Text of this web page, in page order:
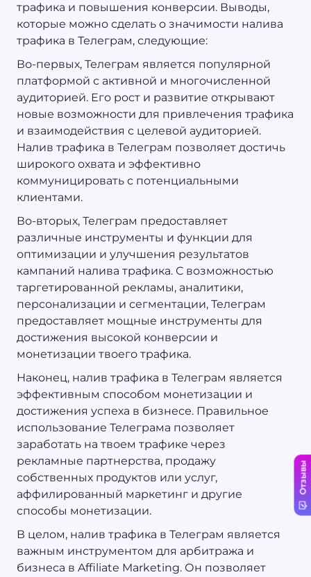
трафика и повышения конверсии. Выводы,
которые можно сделать о значимости налива
трафика в Телеграм, следующие:
Во-первых, Телеграм является популярной
платформой с активной и многочисленной
аудиторией. Его рост и развитие открывают
новые возможности для привлечения трафика
и взаимодействия с целевой аудиторией.
Налив трафика в Телеграм позволяет достичь
широкого охвата и эффективно
коммуницировать с потенциальными
клиентами.
Во-вторых, Телеграм предоставляет
различные инструменты и функции для
оптимизации и улучшения результатов
кампаний налива трафика. С возможностью
таргетированной рекламы, аналитики,
персонализации и сегментации, Телеграм
предоставляет мощные инструменты для
достижения высокой конверсии и
монетизации твоего трафика.
Наконец, налив трафика в Телеграм является
эффективным способом монетизации и
достижения успеха в бизнесе. Правильное
использование Телеграма позволяет
заработать на твоем трафике через
рекламные партнерства, продажу
собственных продуктов или услуг,
аффилированный маркетинг и другие
способы монетизации.
В целом, налив трафика в Телеграм является
важным инструментом для арбитража и
бизнеса в Affiliate Marketing. Он позволяет
Отзывы